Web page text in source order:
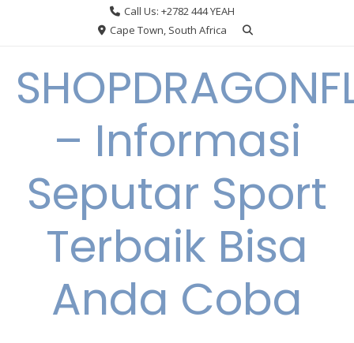
Call Us: +2782 444 YEAH
Cape Town, South Africa
– Informasi
Seputar Sport
Terbaik Bisa
Anda Coba